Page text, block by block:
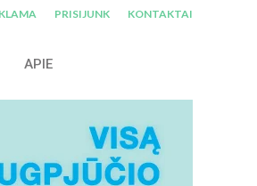
PRISIJUNK KONTAKTAI
APIE